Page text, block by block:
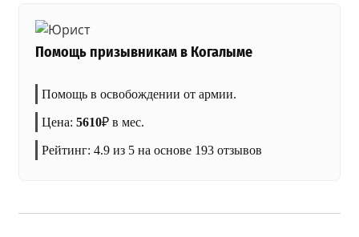
Помощь призывникам в Когалыме
Помощь в освобождении от армии.
Цена: 5610₽ в мес.
Рейтинг: 4.9 из 5 на основе 193 отзывов